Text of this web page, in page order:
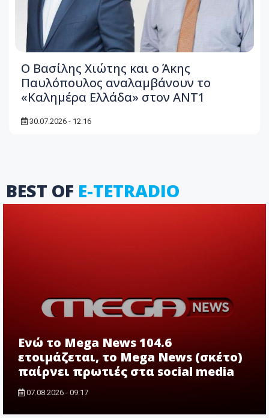
Ο Βασίλης Χιώτης και ο Άκης
Παυλόπουλος αναλαμβάνουν το
«Καλημέρα Ελλάδα» στον ΑΝΤ1
30.07.2026 - 12:16
BEST OF E-TETRADIO
Ενώ το Mega News 104.6
ετοιμάζεται, το Mega News (σκέτο)
παίρνει πρωτιές στα social media
07.08.2026 - 09:17